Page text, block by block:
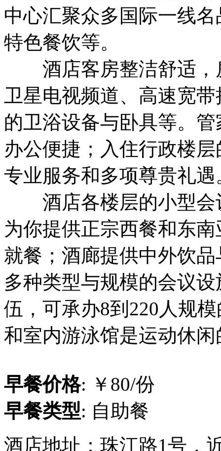
中心汇聚众多国际一线
特色餐饮等。
酒店客房整洁舒适，
卫星电视频道、高速宽
的卫浴设备与卧具等。
办公便捷；入住行政楼
专业服务和多项尊贵礼遇
酒店各楼层的小型会
为你提供正宗西餐和东
就餐；酒廊提供中外饮
多种类型与规模的会议
伍，可承办8到220人规
和室内游泳馆是运动休
早餐价格: ￥80/份
早餐类型: 自助餐
酒店地址：珠江路1号，